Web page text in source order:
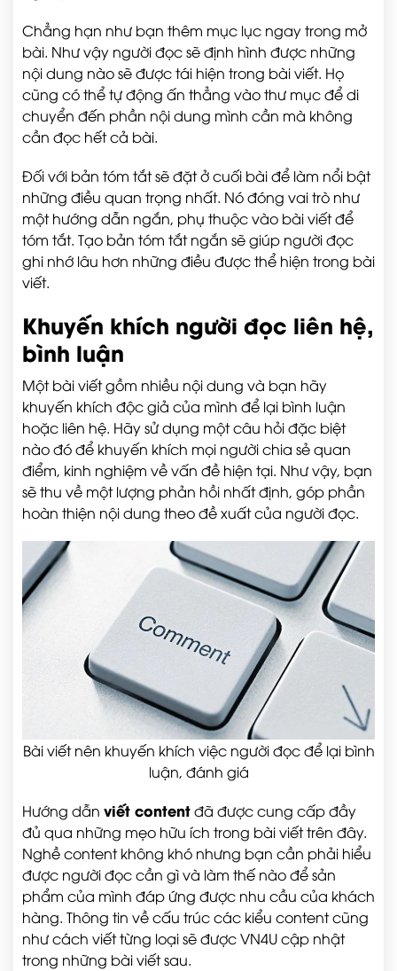
Chẳng hạn như bạn thêm mục lục ngay trong mở
bài. Như vậy người đọc sẽ định hình được những
nội dung nào sẽ được tái hiện trong bài viết. Họ
cũng có thể tự động ấn thẳng vào thư mục để di
chuyển đến phần nội dung mình cần mà không
cần đọc hết cả bài.
Đối với bản tóm tắt sẽ đặt ở cuối bài để làm nổi bật
những điều quan trọng nhất. Nó đóng vai trò như
một hướng dẫn ngắn, phụ thuộc vào bài viết để
tóm tắt. Tạo bản tóm tắt ngắn sẽ giúp người đọc
ghi nhớ lâu hơn những điều được thể hiện trong bài
viết.
Khuyến khích người đọc liên hệ,
bình luận
Một bài viết gồm nhiều nội dung và bạn hãy
khuyến khích độc giả của mình để lại bình luận
hoặc liên hệ. Hãy sử dụng một câu hỏi đặc biệt
nào đó để khuyến khích mọi người chia sẻ quan
điểm, kinh nghiệm về vấn đề hiện tại. Như vậy, bạn
sẽ thu về một lượng phản hồi nhất định, góp phần
hoàn thiện nội dung theo đề xuất của người đọc.
Bài viết nên khuyến khích việc người đọc để lại bình
luận, đánh giá
Hướng dẫn viết contentđã được cung cấp đầy
đủ qua những mẹo hữu ích trong bài viết trên đây.
Nghề content không khó nhưng bạn cần phải hiểu
được người đọc cần gì và làm thế nào để sản
phẩm của mình đáp ứng được nhu cầu của khách
hàng. Thông tin về cấu trúc các kiểu content cũng
như cách viết từng loại sẽ được VN4U cập nhật
trong những bài viết sau.